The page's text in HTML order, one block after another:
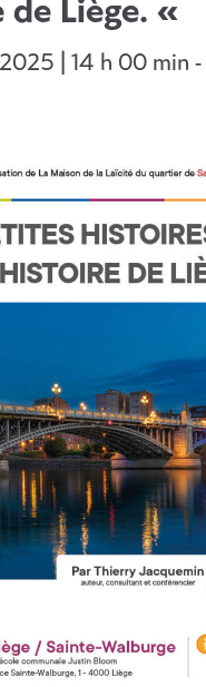
de Liège. «
| 14 h 00 min -